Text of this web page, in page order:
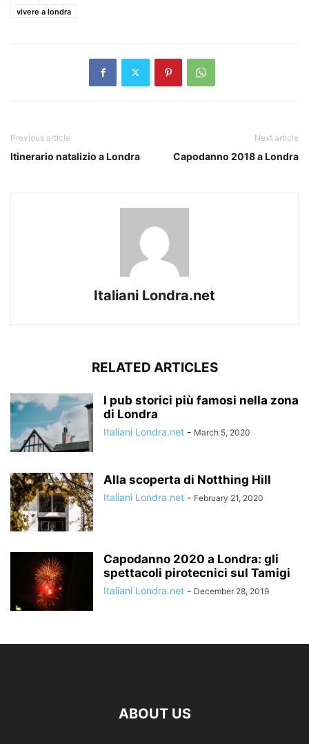
vivere a londra
Previous article
Itinerario natalizio a Londra
Next article
Capodanno 2018 a Londra
Italiani Londra.net
RELATED ARTICLES
I pub storici più famosi nella zona
di Londra
Italiani Londra.net - March 5, 2020
Alla scoperta di Notthing Hill
Italiani Londra.net - February 21, 2020
Capodanno 2020 a Londra: gli
spettacoli pirotecnici sul Tamigi
Italiani Londra.net - December 28, 2019
ABOUT US